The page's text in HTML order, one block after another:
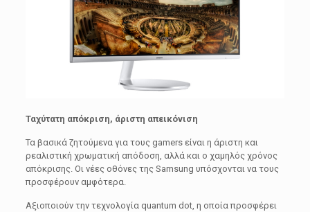
Ταχύτατη απόκριση, άριστη απεικόνιση
Τα βασικά ζητούμενα για τους gamers είναι η άριστη και
ρεαλιστική χρωματική απόδοση, αλλά και ο χαμηλός χρόνος
απόκρισης. Οι νέες οθόνες της Samsung υπόσχονται να τους
προσφέρουν αμφότερα.
Αξιοποιούν την τεχνολογία quantum dot, η οποία προσφέρει